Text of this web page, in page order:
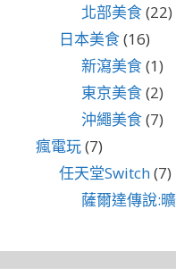
北部美食(22)
日本美食(16)
新瀉美食(1)
東京美食(2)
沖繩美食(7)
瘋電玩(7)
任天堂Switch(7)
薩爾達傳說: